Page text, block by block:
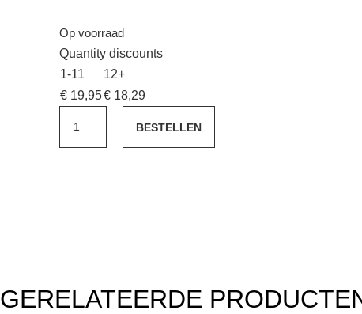
Op voorraad
Quantity discounts
1-11
12+
€19,95€18,29
Cava
BESTELLEN
GERELATEERDE